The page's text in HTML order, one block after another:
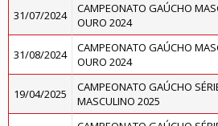
31/07/2024
CAMPEONATO GAÚCHO
OURO 2024
31/08/2024
CAMPEONATO GAÚCHO
OURO 2024
19/04/2025
CAMPEONATO GAÚCHO
MASCULINO 2025